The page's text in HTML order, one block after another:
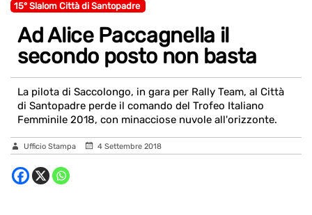
15° Slalom Città di Santopadre
Ad Alice Paccagnella il
secondo posto non basta
La pilota di Saccolongo, in gara per Rally Team, al Città
di Santopadre perde il comando del Trofeo Italiano
Femminile 2018, con minacciose nuvole all'orizzonte.
Ufficio Stampa 4 Settembre 2018